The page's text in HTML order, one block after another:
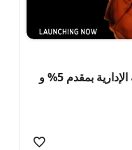
شقه للبيع فى كمبوند ليال العاصمة الإدارية بمقدم 5% و